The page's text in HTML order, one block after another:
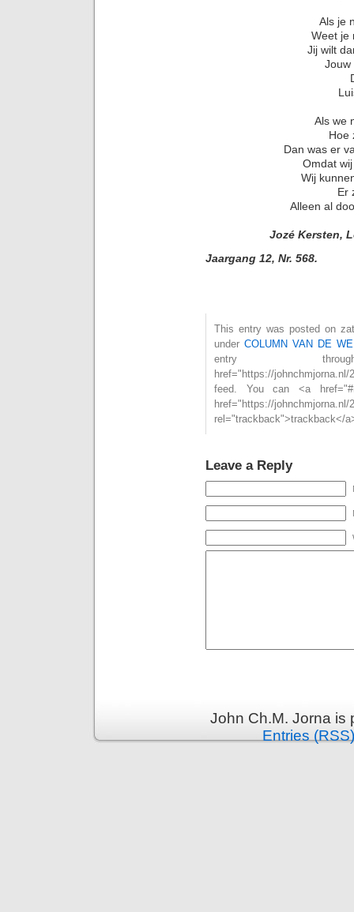
Als je
Weet je
Jij wilt
Jouw
Als we
Hoe
Dan was er
Omdat
Wij
Er
Alleen al
Jozé Kersten,
Jaargang 12, Nr. 568.
This entry was posted on
under COLUMN VAN DE
entry
href="https://
feed. You can <a
href="https://
rel="trackback">trackback</
Leave a Reply
John Ch.M. Jorna
Entries (RSS)